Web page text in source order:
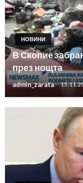
НОВИНИ
В Скопие
през нощта
admin_zarata